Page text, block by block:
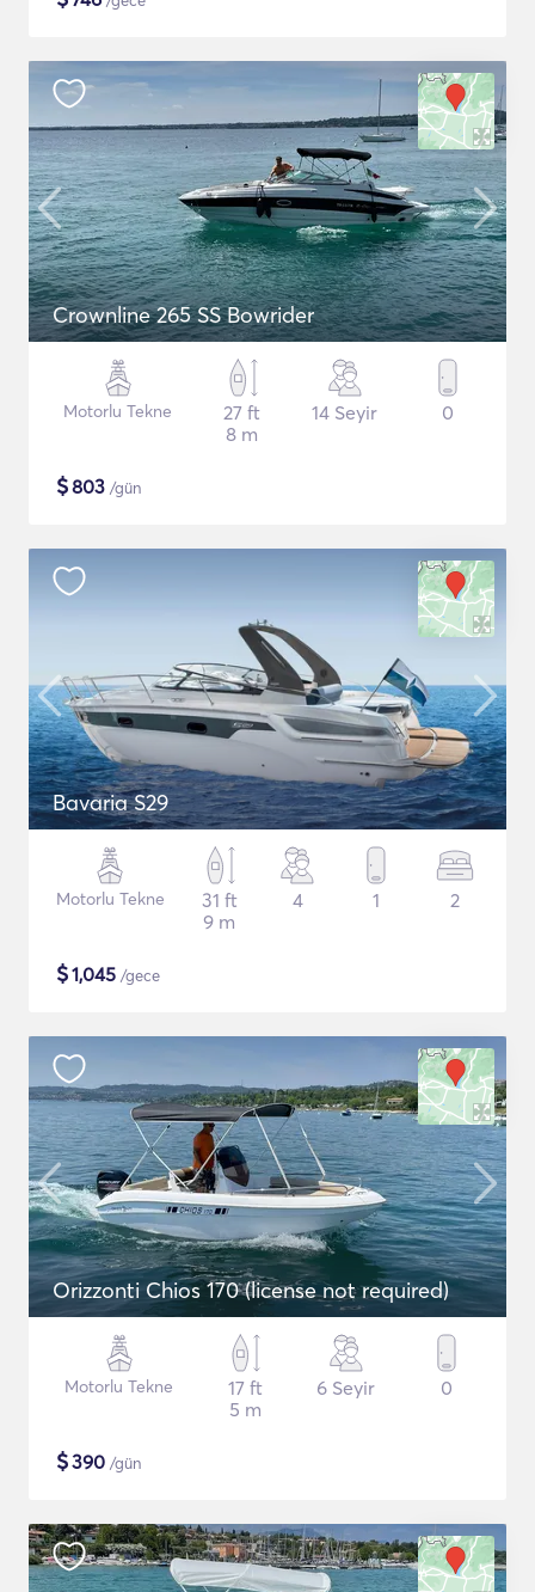
Crownline 265 SS Bowrider
Motorlu Tekne
27 ft
8 m
14 Seyir 0
$803 /gün
Bavaria S29
Motorlu Tekne
31 ft
9 m
4 1 2
$1,045 /gece
Orizzonti Chios 170 (license not required)
Motorlu Tekne
17 ft
5 m
6 Seyir 0
$390 /gün